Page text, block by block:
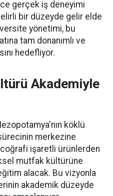
gerçek iş deneyimi
bir düzeyde gelir elde
yönetimi, bu
tam donanımlı ve
hedefliyor.
Akademiyle
köklü
merkezine
işaretli ürünlerden
mutfak kültürüne
alacak. Bu vizyonla
akademik düzeyde